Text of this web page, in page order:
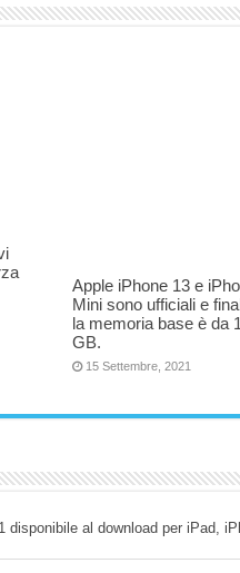
Apple iPhone 13 e
Mini sono ufficiali e
la memoria base è da
GB.
15 Settembre, 2021
disponibile al download per iPad,